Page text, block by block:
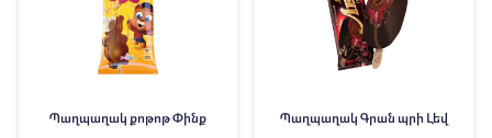
Պաղպաղակ քոթոթ Փինք
Պաղպաղակ Գրան պրի Լեվ